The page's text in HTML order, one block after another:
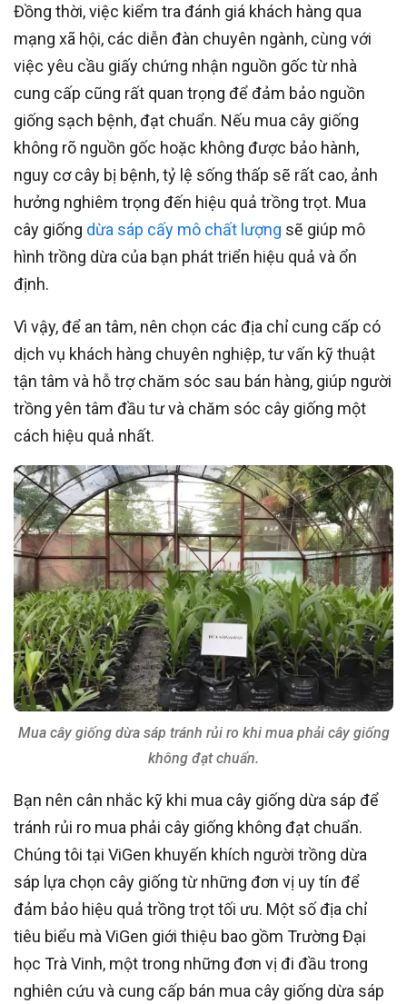
Đồng thời, việc kiểm tra đánh giá khách hàng qua
mạng xã hội, các diễn đàn chuyên ngành, cùng với
việc yêu cầu giấy chứng nhận nguồn gốc từ nhà
cung cấp cũng rất quan trọng để đảm bảo nguồn
giống sạch bệnh, đạt chuẩn. Nếu mua cây giống
không rõ nguồn gốc hoặc không được bảo hành,
nguy cơ cây bị bệnh, tỷ lệ sống thấp sẽ rất cao, ảnh
hưởng nghiêm trọng đến hiệu quả trồng trọt. Mua
cây giống dừa sáp cấy mô chất lượng sẽ giúp mô
hình trồng dừa của bạn phát triển hiệu quả và ổn
định.
Vì vậy, để an tâm, nên chọn các địa chỉ cung cấp có
dịch vụ khách hàng chuyên nghiệp, tư vấn kỹ thuật
tận tâm và hỗ trợ chăm sóc sau bán hàng, giúp người
trồng yên tâm đầu tư và chăm sóc cây giống một
cách hiệu quả nhất.
Mua cây giống dừa sáp tránh rủi ro khi mua phải cây giống
không đạt chuẩn.
Bạn nên cân nhắc kỹ khi mua cây giống dừa sáp để
tránh rủi ro mua phải cây giống không đạt chuẩn.
Chúng tôi tại ViGen khuyến khích người trồng dừa
sáp lựa chọn cây giống từ những đơn vị uy tín để
đảm bảo hiệu quả trồng trọt tối ưu. Một số địa chỉ
tiêu biểu mà ViGen giới thiệu bao gồm Trường Đại
học Trà Vinh, một trong những đơn vị đi đầu trong
nghiên cứu và cung cấp bán mua cây giống dừa sáp